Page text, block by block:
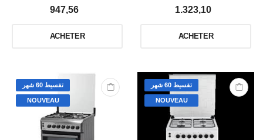
947,56
ACHETER
1.323,10
ACHETER
تقسيط 60 شهر
NOUVEAU
تقسيط 60 شهر
NOUVEAU